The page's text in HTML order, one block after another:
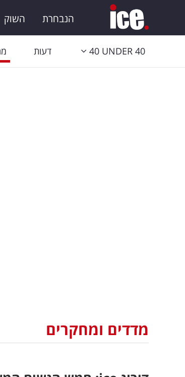
הנבחרת השוק
40 UNDER 40 דעות
מדדים ומחקרים